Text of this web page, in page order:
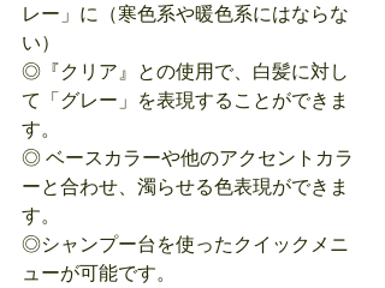
レー」に（寒色系や暖色系にはならな
い）
◎『クリア』との使用で、白髪に対し
て「グレー」を表現することができま
す。
◎ ベースカラーや他のアクセントカラ
ーと合わせ、濁らせる色表現ができま
す。
◎シャンプー台を使ったクイックメニ
ューが可能です。